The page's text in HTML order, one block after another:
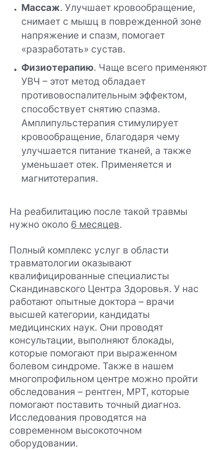
Массаж. Улучшает кровообращение,
снимает с мышц в поврежденной зоне
напряжение и спазм, помогает
«разработать» сустав.
Физиотерапию. Чаще всего применяют
УВЧ – этот метод обладает
противовоспалительным эффектом,
способствует снятию спазма.
Амплипульстерапия стимулирует
кровообращение, благодаря чему
улучшается питание тканей, а также
уменьшает отек. Применяется и
магнитотерапия.
На реабилитацию после такой травмы
нужно около 6 месяцев.
Полный комплекс услуг в области
травматологии оказывают
квалифицированные специалисты
Скандинавского Центра Здоровья. У нас
работают опытные доктора – врачи
высшей категории, кандидаты
медицинских наук. Они проводят
консультации, выполняют блокады,
которые помогают при выраженном
болевом синдроме. Также в нашем
многопрофильном центре можно пройти
обследования – рентген, МРТ, которые
помогают поставить точный диагноз.
Исследования проводятся на
современном высокоточном
оборудовании.